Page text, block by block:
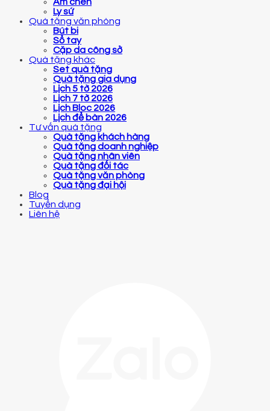
Ấm chén
Ly sứ
Quà tặng văn phòng
Bút bi
Sổ tay
Cặp da công sở
Quà tặng khác
Set quà tặng
Quà tặng gia dụng
Lịch 5 tờ 2026
Lịch 7 tờ 2026
Lịch Bloc 2026
Lịch để bàn 2026
Tư vấn quà tặng
Quà tặng khách hàng
Quà tặng doanh nghiệp
Quà tặng nhân viên
Quà tặng đối tác
Quà tặng văn phòng
Quà tặng đại hội
Blog
Tuyển dụng
Liên hệ